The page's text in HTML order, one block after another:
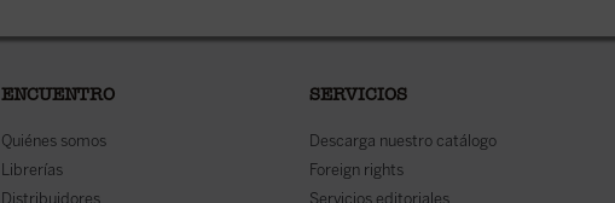
ENCUENTRO
Quiénes somos
Librerías
Distribuidores
SERVICIOS
Descarga nuestro catálogo
Foreign rights
Servicios editoriales